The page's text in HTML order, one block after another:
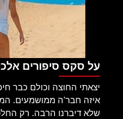
על סקס סיפורים
יצאתי החוצה וכולם כבר
איזה חבר'ה ממושמעים.
שלא דיברנו הרבה. רק